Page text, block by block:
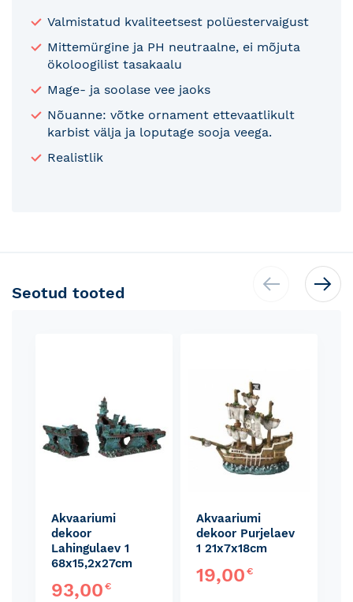
Valmistatud kvaliteetsest polüestervaigust
Mittemürgine ja PH neutraalne, ei mõjuta
ökoloogilist tasakaalu
Mage- ja soolase vee jaoks
Nõuanne: võtke ornament ettevaatlikult
karbist välja ja loputage sooja veega.
Realistlik
Seotud tooted
Akvaariumi
dekoor
Lahingulaev 1
68x15,2x27cm
93,00€
Akvaariumi
dekoor Purjelaev
1 21x7x18cm
19,00€